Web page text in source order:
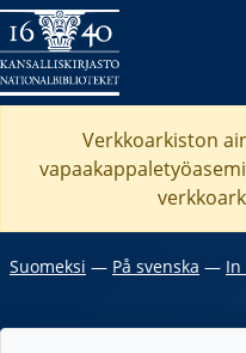
Verkkoarkiston
Suomeksi ― På svenska ― In